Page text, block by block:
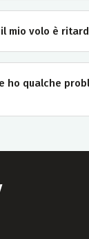
mio volo è
ho qualche